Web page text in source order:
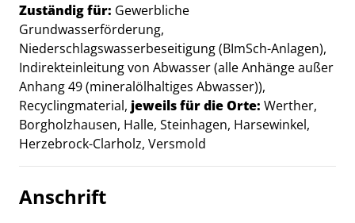
Beschreibung
Zuständig für: Gewerbliche
Grundwasserförderung,
Niederschlagswasserbeseitigung (BImSch-Anlagen),
Indirekteinleitung von Abwasser (alle Anhänge außer
Anhang 49 (mineralölhaltiges Abwasser)),
Recyclingmaterial, jeweils für die Orte: Werther,
Borgholzhausen, Halle, Steinhagen, Harsewinkel,
Herzebrock-Clarholz, Versmold
Anschrift